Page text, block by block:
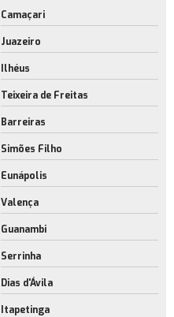
Camaçari
Juazeiro
Ilhéus
Teixeira de Freitas
Barreiras
Simões Filho
Eunápolis
Valença
Guanambi
Serrinha
Dias d'Ávila
Itapetinga